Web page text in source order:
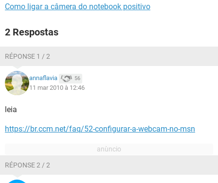
Como ligar a câmera do notebook positivo
2 Respostas
RÉPONSE 1 / 2
annaflavia 56
11 mar 2010 à 12:46
leia
https://br.ccm.net/faq/52-configurar-a-webcam-no-msn
RÉPONSE 2 / 2